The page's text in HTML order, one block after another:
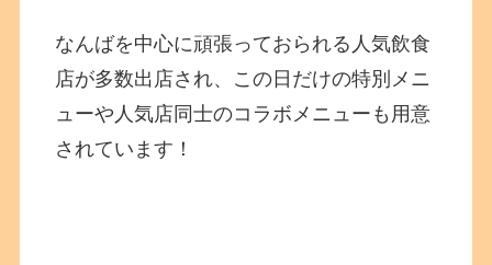
なんばを中心に頑張っておられる人気飲食
店が多数出店され、この日だけの特別メニ
ューや人気店同士のコラボメニューも用意
されています！